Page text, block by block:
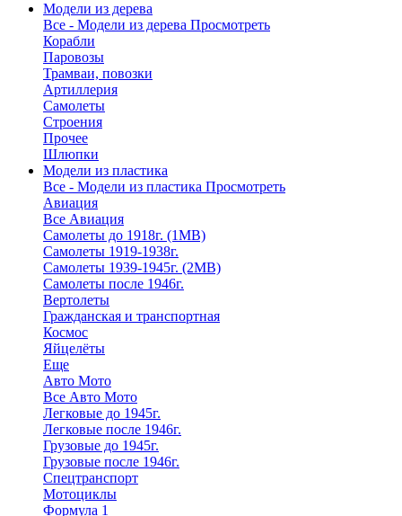
Модели из дерева
Все - Модели из дерева Просмотреть
Корабли
Паровозы
Трамваи, повозки
Артиллерия
Самолеты
Строения
Прочее
Шлюпки
Модели из пластика
Все - Модели из пластика Просмотреть
Авиация
Все Авиация
Самолеты до 1918г. (1МВ)
Самолеты 1919-1938г.
Самолеты 1939-1945г. (2МВ)
Самолеты после 1946г.
Вертолеты
Гражданская и транспортная
Космос
Яйцелёты
Еще
Авто Мото
Все Авто Мото
Легковые до 1945г.
Легковые после 1946г.
Грузовые до 1945г.
Грузовые после 1946г.
Спецтранспорт
Мотоциклы
Формула 1